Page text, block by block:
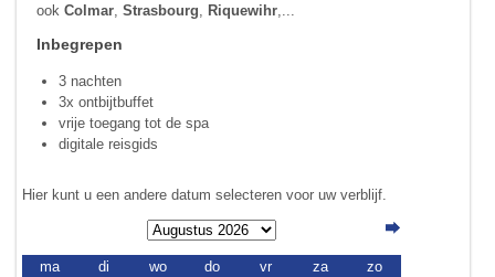
ookColmar, Strasbourg, Riquewihr,...
Inbegrepen
3 nachten
3x ontbijtbuffet
vrije toegang tot de spa
digitale reisgids
Hier kunt u een andere datum selecteren voor uw verblijf.
ma di wo do vr za
zo